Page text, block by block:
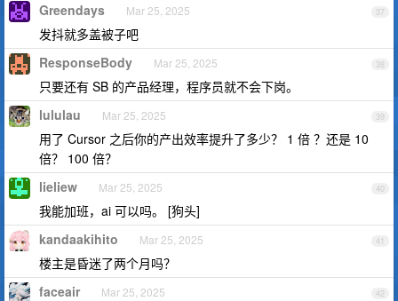
37
Greendays Mar 25, 2025
发抖就多盖被子吧
38
ResponseBody Mar 25, 2025
只要还有 SB 的产品经理，程序员就不会下岗。
39
lululau Mar 25, 2025
用了 Cursor 之后你的产出效率提升了多少？ 1 倍 ？还是 10
倍？ 100 倍？
40
lieliew Mar 25, 2025
我能加班，ai 可以吗。 [狗头]
41
kandaakihito Mar 25, 2025
楼主是昏迷了两个月吗？
42
faceair Mar 25, 2025